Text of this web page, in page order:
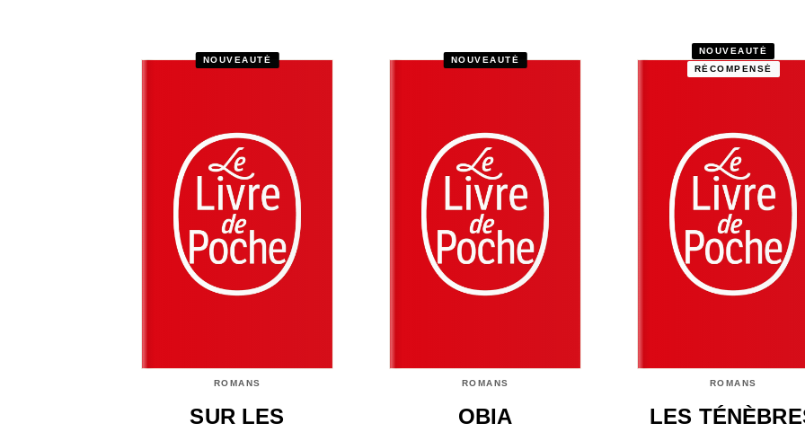
NOUVEAUTÉ
ROMANS
SUR LES
NOUVEAUTÉ
ROMANS
OBIA
NOUVEAUTÉ
RÉCOMPENSÉ
ROMANS
LES